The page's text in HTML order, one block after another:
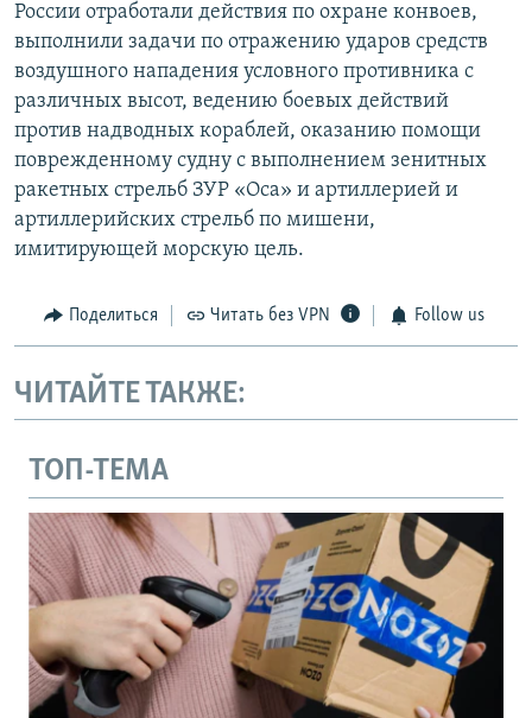
России отработали действия по охране конвоев,
выполнили задачи по отражению ударов средств
воздушного нападения условного противника с
различных высот, ведению боевых действий
против надводных кораблей, оказанию помощи
поврежденному судну с выполнением зенитных
ракетных стрельб ЗУР «Оса» и артиллерией и
артиллерийских стрельб по мишени,
имитирующей морскую цель.
Поделиться Читать без VPN Follow us
ЧИТАЙТЕ ТАКЖЕ:
ТОП-ТЕМА